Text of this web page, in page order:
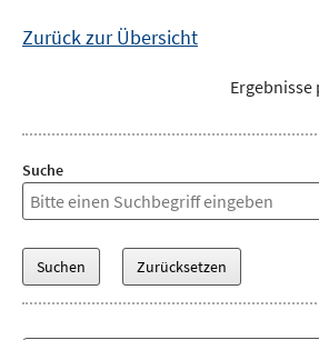
Zurück zur Übersicht
Ergebnisse
Suche